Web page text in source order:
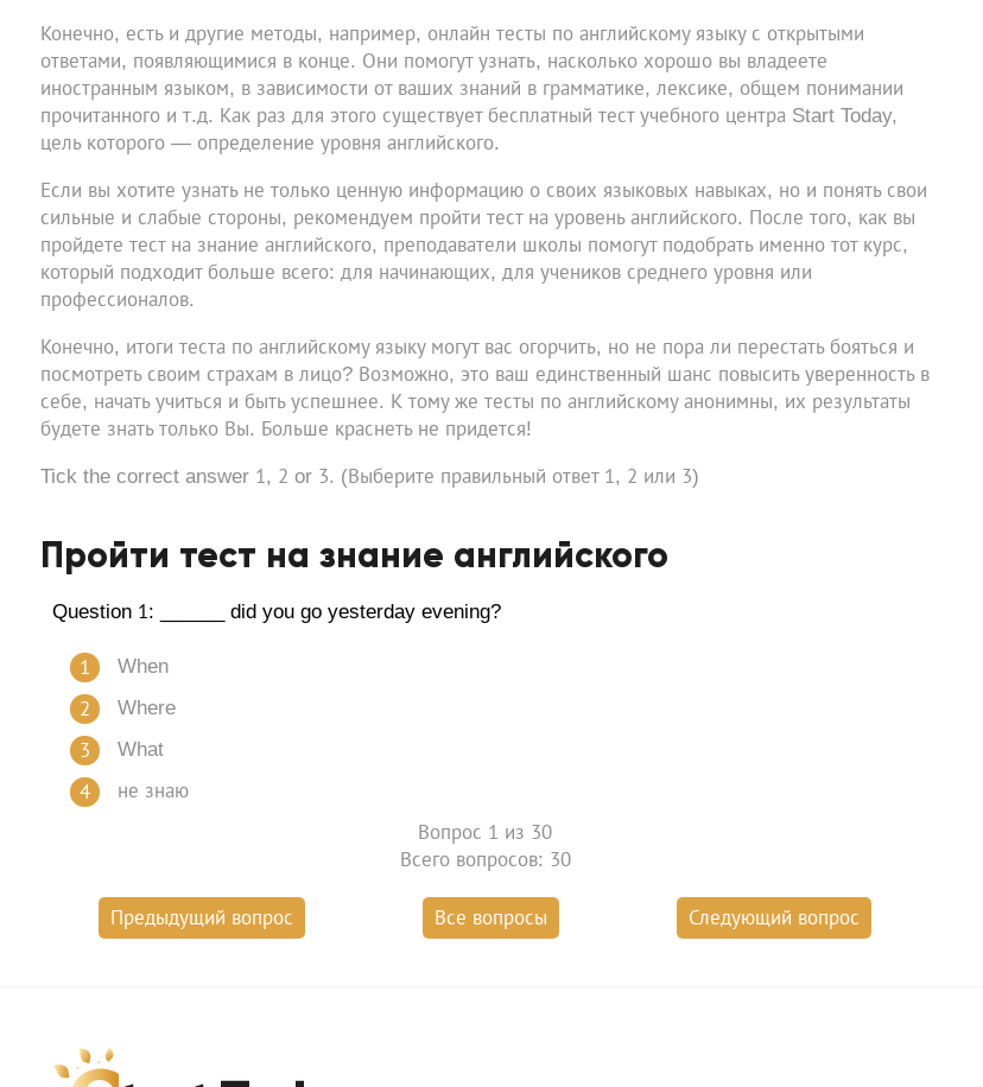
Конечно, есть и другие методы, например, онлайн тесты по английскому языку с открытыми
ответами, появляющимися в конце. Они помогут узнать, насколько хорошо вы владеете
иностранным языком, в зависимости от ваших знаний в грамматике, лексике, общем понимании
прочитанного и т.д. Как раз для этого существует бесплатный тест учебного центра Start Today,
цель которого — определение уровня английского.
Если вы хотите узнать не только ценную информацию о своих языковых навыках, но и понять свои
сильные и слабые стороны, рекомендуем пройти тест на уровень английского. После того, как вы
пройдете тест на знание английского, преподаватели школы помогут подобрать именно тот курс,
который подходит больше всего: для начинающих, для учеников среднего уровня или
профессионалов.
Конечно, итоги теста по английскому языку могут вас огорчить, но не пора ли перестать бояться и
посмотреть своим страхам в лицо? Возможно, это ваш единственный шанс повысить уверенность в
себе, начать учиться и быть успешнее. К тому же тесты по английскому анонимны, их результаты
будете знать только Вы. Больше краснеть не придется!
Tick the correct answer 1, 2 or 3. (Выберите правильный ответ 1, 2 или 3)
Пройти тест на знание английского
Question 1: ______ did you go yesterday evening?
When
Where
What
не знаю
Вопрос 1 из 30
Всего вопросов: 30
Предыдущий вопрос Все вопросы Следующий вопрос